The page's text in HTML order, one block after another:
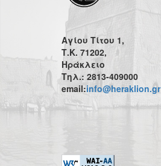
Αγίου Τίτου 1,
Τ.Κ. 71202,
Ηράκλειο
Τηλ.: 2813-409000
email:info@heraklion.gr